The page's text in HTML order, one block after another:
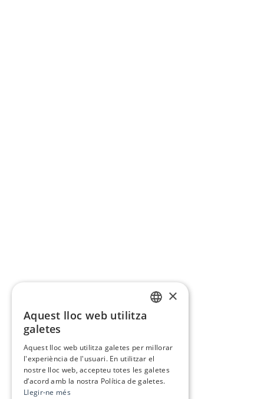
×
Aquest lloc web utilitza
galetes
Aquest lloc web utilitza galetes per millorar
l'experiència de l'usuari. En utilitzar el
nostre lloc web, accepteu totes les galetes
d’acord amb la nostra Política de galetes.
Llegir-ne més